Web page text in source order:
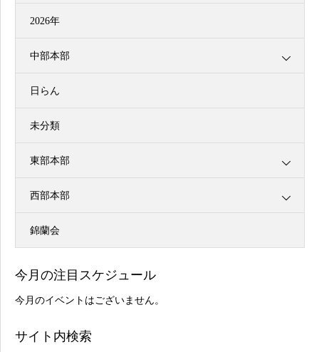
2026年
中部本部
日らん
未分類
東部本部
西部本部
錦蘭会
今月の注目スケジュール
今月のイベントはございません。
サイト内検索